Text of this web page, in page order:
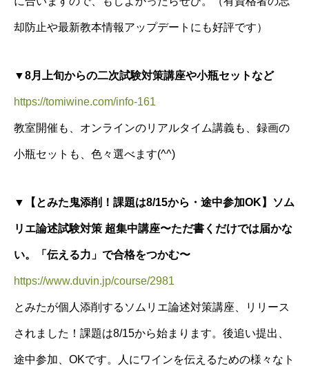
却防止や最新教本情報アップデートにも好評です）
▼8月上旬からの二次試験対策講座や小瓶セットなど
https://tomiwine.com/info-161
教室開催も、オンラインのリアルタイム講義も、録画の
小瓶セットも、色々選べます(^^)
▼【とみた鬼添削！ 課題は8/15から・ 途中参加OK】ソム
リエ論述試験対策 超集中講座〜ただ書くだけでは届かな
い。「伝える力」で合格をつかむ〜
https://www.duvin.jp/course/2981
とみたが個人添削するソムリエ論述対策講座、リリース
されました！課題は8/15から始まります。後追い提出、
途中参加、OKです。人にワインを伝えるための様々なト